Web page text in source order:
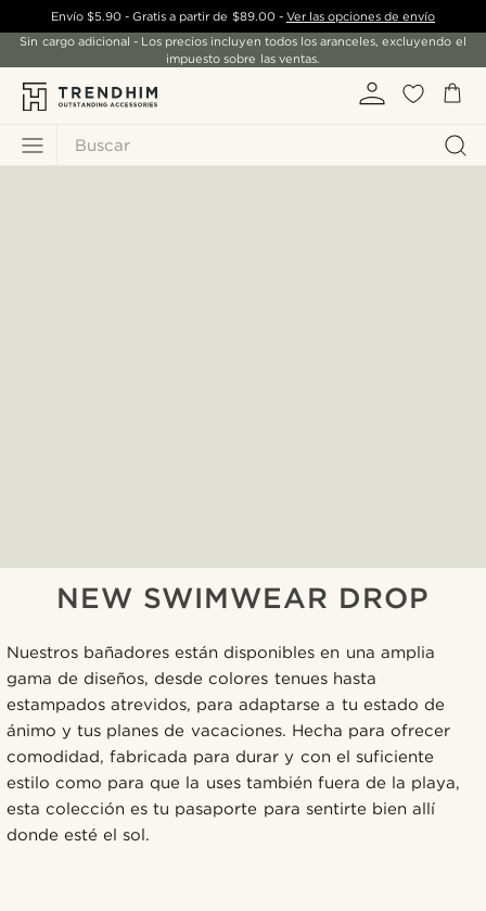
Buscar
Envío $5.90- Gratis a partir de $89.00- Ver las opciones de envío
Sin cargo adicional - Los precios incluyen todos los aranceles, excluyendo el
impuesto sobre las ventas.
NEW SWIMWEAR DROP
Nuestros bañadores están disponibles en una amplia
gama de diseños, desde colores tenues hasta
estampados atrevidos, para adaptarse a tu estado de
ánimo y tus planes de vacaciones. Hecha para ofrecer
comodidad, fabricada para durar y con el suficiente
estilo como para que la uses también fuera de la playa,
esta colección es tu pasaporte para sentirte bien allí
donde esté el sol.